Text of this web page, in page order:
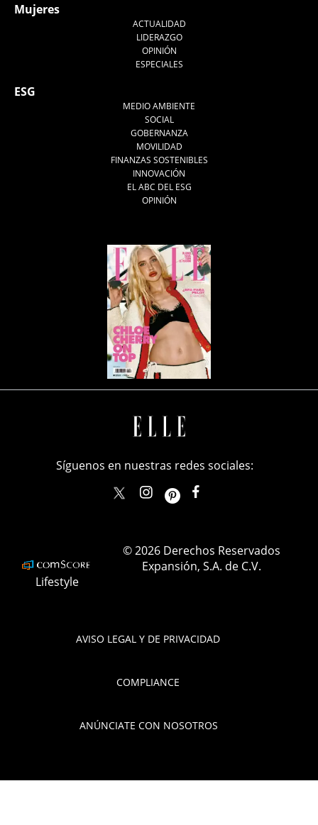
Mujeres
ACTUALIDAD
LIDERAZGO
OPINIÓN
ESPECIALES
ESG
MEDIO AMBIENTE
SOCIAL
GOBERNANZA
MOVILIDAD
FINANZAS SOSTENIBLES
INNOVACIÓN
EL ABC DEL ESG
OPINIÓN
AVISO LEGAL Y DE PRIVACIDAD
COMPLIANCE
ANÚNCIATE CON NOSOTROS
Síguenos en nuestras redes sociales:
elle_mexicoellemexico
Lifestyle
© 2026 Derechos Reservados
Expansión, S.A. de C.V.